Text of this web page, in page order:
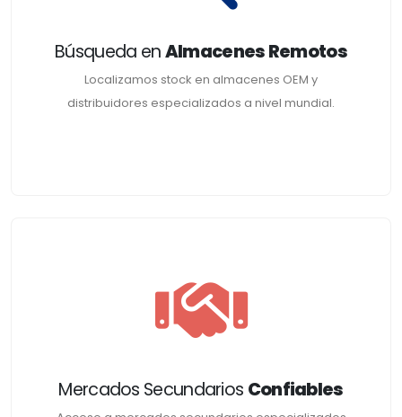
Búsqueda enAlmacenes Remotos
Localizamos stock en almacenes OEM y
distribuidores especializados a nivel mundial.
Mercados Secundarios Confiables